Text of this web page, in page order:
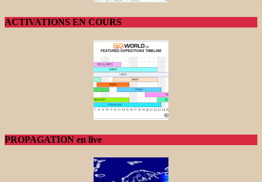
ACTIVATIONS EN COURS
PROPAGATION en live